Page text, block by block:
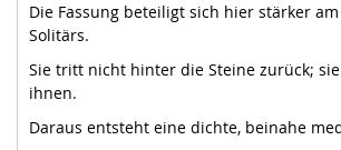
Die Fassung beteiligt sich hier stärker
Solitärs.
Sie tritt nicht hinter die Steine zurück;
ihnen.
Daraus entsteht eine dichte, beinahe